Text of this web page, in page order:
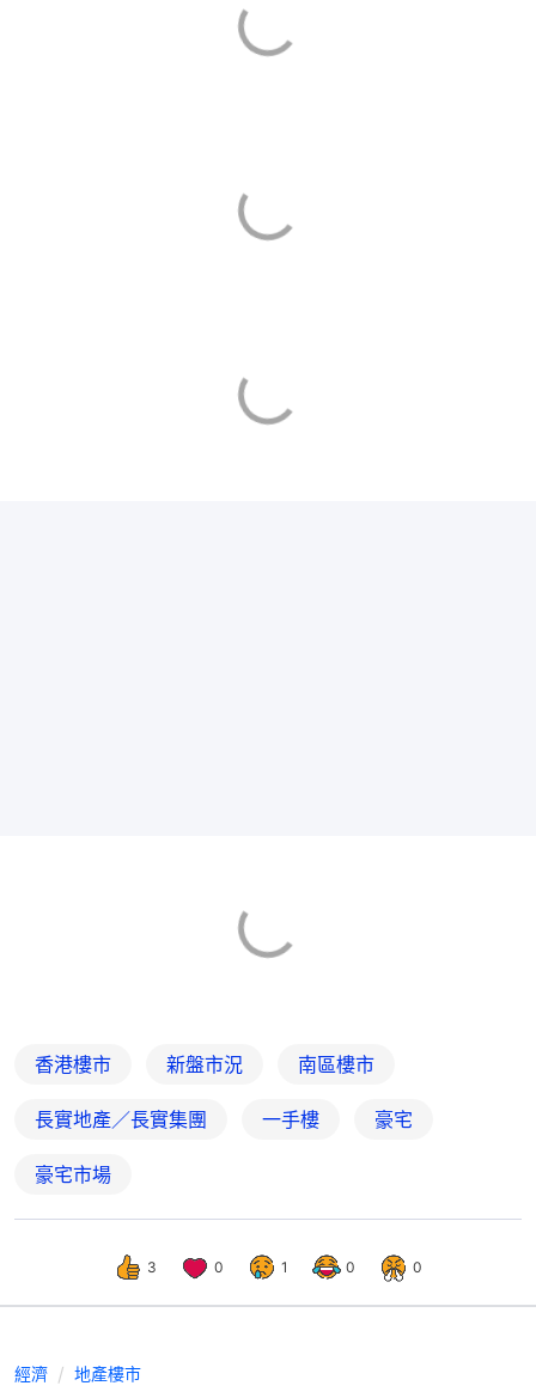
香港樓市 新盤市況 南區樓市
長實地產／長實集團 一手樓 豪宅
豪宅市場
3 0 1 0 0
經濟 地產樓市